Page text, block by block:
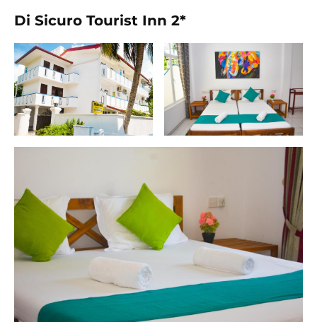
Di Sicuro Tourist Inn 2*